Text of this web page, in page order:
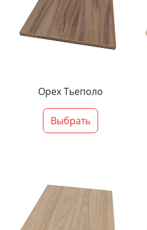
Орех Тьеполо
Выбрать